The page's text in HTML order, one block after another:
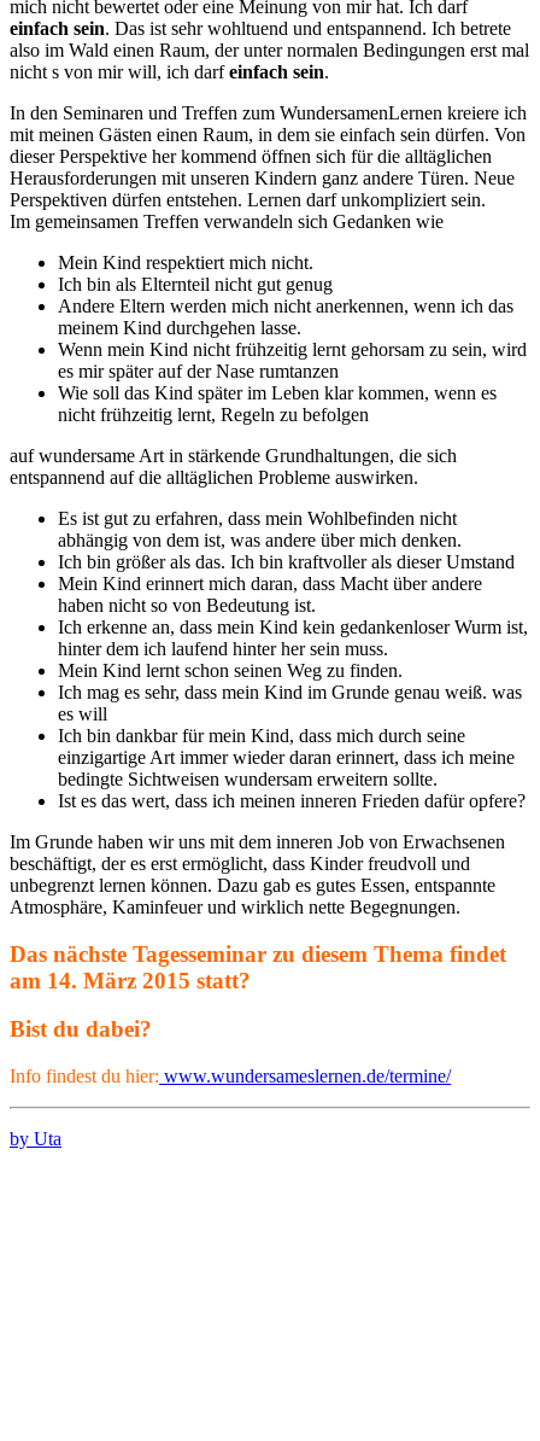
mich nicht bewertet oder eine Meinung von mir hat. Ich darf
einfach sein. Das ist sehr wohltuend und entspannend. Ich betrete
also im Wald einen Raum, der unter normalen Bedingungen erst mal
nicht s von mir will, ich darfeinfach sein.
In den Seminaren und Treffen zum WundersamenLernen kreiere ich
mit meinen Gästen einen Raum, in dem sie einfach sein dürfen. Von
dieser Perspektive her kommend öffnen sich für die alltäglichen
Herausforderungen mit unseren Kindern ganz andere Türen. Neue
Perspektiven dürfen entstehen. Lernen darf unkompliziert sein.
Im gemeinsamen Treffen verwandeln sich Gedanken wie
Mein Kind respektiert mich nicht.
Ich bin als Elternteil nicht gut genug
Andere Eltern werden mich nicht anerkennen, wenn ich das
meinem Kind durchgehen lasse.
Wenn mein Kind nicht frühzeitig lernt gehorsam zu sein, wird
es mir später auf der Nase rumtanzen
Wie soll das Kind später im Leben klar kommen, wenn es
nicht frühzeitig lernt, Regeln zu befolgen
auf wundersame Art in stärkende Grundhaltungen, die sich
entspannend auf die alltäglichen Probleme auswirken.
Es ist gut zu erfahren, dass mein Wohlbefinden nicht
abhängig von dem ist, was andere über mich denken.
Ich bin größer als das. Ich bin kraftvoller als dieser Umstand
Mein Kind erinnert mich daran, dass Macht über andere
haben nicht so von Bedeutung ist.
Ich erkenne an, dass mein Kind kein gedankenloser Wurm ist,
hinter dem ich laufend hinter her sein muss.
Mein Kind lernt schon seinen Weg zu finden.
Ich mag es sehr, dass mein Kind im Grunde genau weiß. was
es will
Ich bin dankbar für mein Kind, dass mich durch seine
einzigartige Art immer wieder daran erinnert, dass ich meine
bedingte Sichtweisen wundersam erweitern sollte.
Ist es das wert, dass ich meinen inneren Frieden dafür opfere?
Im Grunde haben wir uns mit dem inneren Job von Erwachsenen
beschäftigt, der es erst ermöglicht, dass Kinder freudvoll und
unbegrenzt lernen können. Dazu gab es gutes Essen, entspannte
Atmosphäre, Kaminfeuer und wirklich nette Begegnungen.
Das nächste Tagesseminar zu diesem Thema findet
am 14. März 2015 statt?
Bist du dabei?
Info findest du hier: www.wundersameslernen.de/termine/
by Uta